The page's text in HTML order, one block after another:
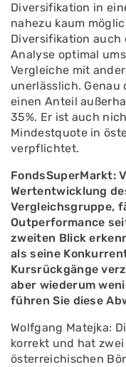
Diversifikation in
nahezu kaum
Diversifikation auch
Analyse optimal
Vergleiche mit
unerlässlich. Genau
einen Anteil
35%. Er ist auch
Mindestquote in
verpflichtet.
FondsSuperMarkt:
Wertentwicklung
Vergleichsgruppe,
Outperformance
zweiten Blick
als seine
Kursrückgänge
aber wiederum
führen Sie diese
Wolfgang Matejka:
korrekt und hat
österreichischen